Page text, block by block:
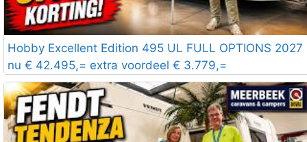
Hobby Excellent Edition 495 UL FULL OPTIONS 2027
nu € 42.495,= extra voordeel € 3.779,=